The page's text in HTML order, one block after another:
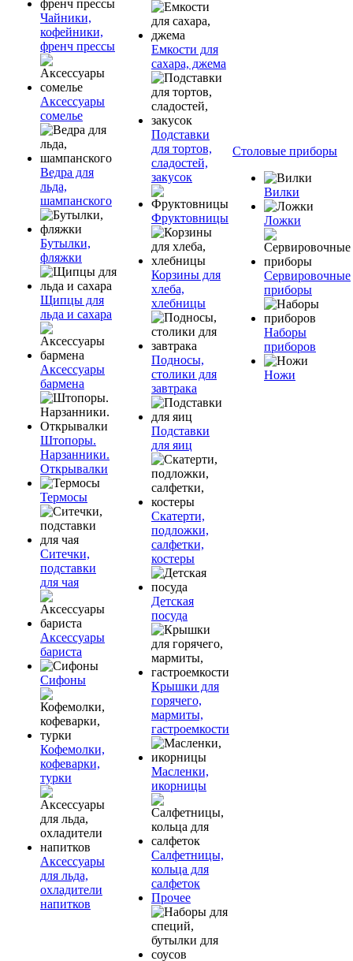
Чайники,
кофейники,
френч прессы
Аксессуары
сомелье
Ведра для
льда,
шампанского
Бутылки,
фляжки
Щипцы для
льда и сахара
Аксессуары
бармена
Штопоры.
Нарзанники.
Открывалки
Термосы
Ситечки,
подставки
для чая
Аксессуары
бариста
Сифоны
Кофемолки,
кофеварки,
турки
Аксессуары
для льда,
охладители
напитков
Емкости для
сахара, джема
Подставки
для тортов,
сладостей,
закусок
Фруктовницы
Корзины для
хлеба,
хлебницы
Подносы,
столики для
завтрака
Подставки
для яиц
Скатерти,
подложки,
салфетки,
костеры
Детская
посуда
Крышки для
горячего,
мармиты,
гастроемкости
Масленки,
икорницы
Салфетницы,
кольца для
салфеток
Прочее
Столовые приборы
Вилки
Ложки
Сервировочные
приборы
Наборы
приборов
Ножи